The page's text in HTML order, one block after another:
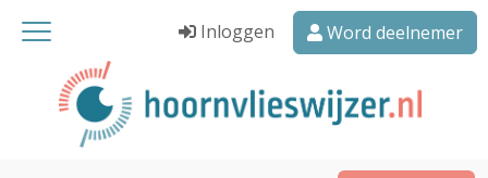
Inloggen Word deelnemer